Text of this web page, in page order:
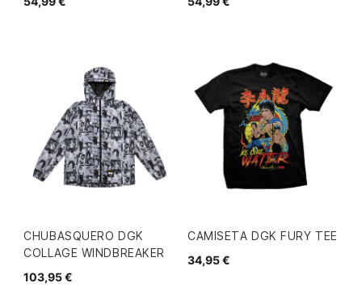
CHUBASQUERO DGK
COLLAGE WINDBREAKER
103,95 €
CAMISETA DGK FURY TEE
34,95 €